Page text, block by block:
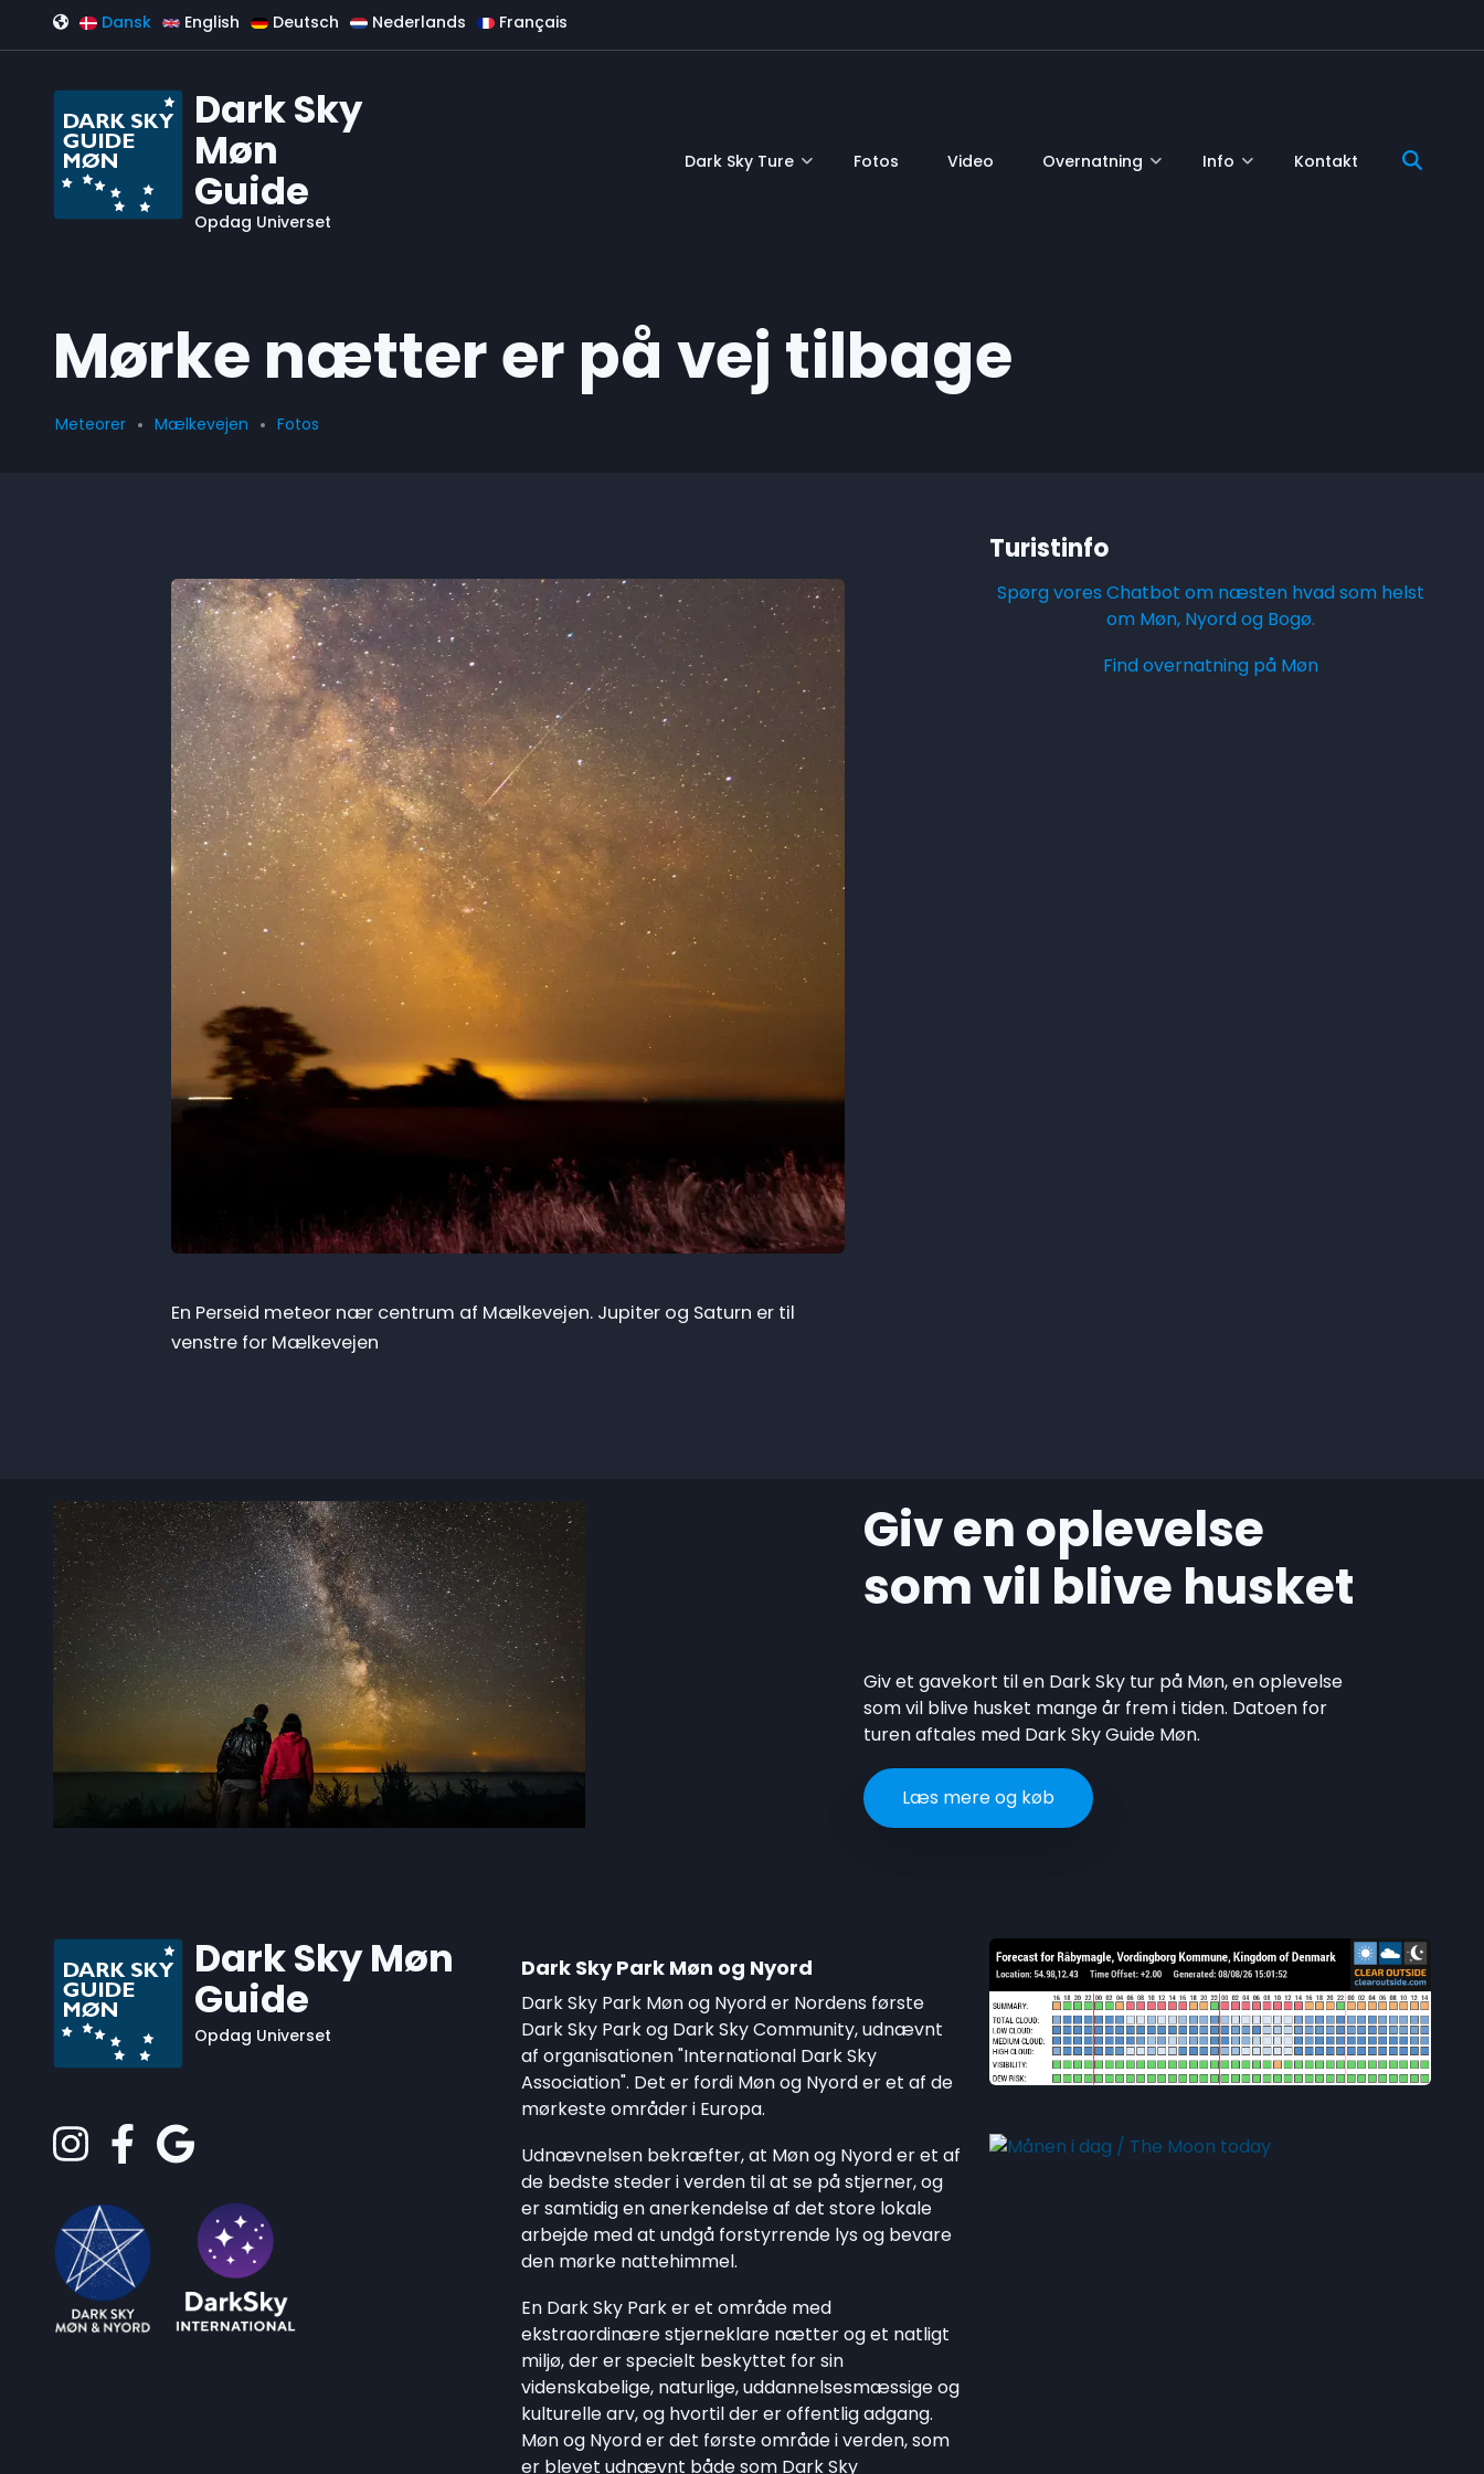
Gå til hovedindhold
Dansk English Deutsch Nederlands Français
Dark Sky
Møn
Guide
Opdag Universet
Dark Sky Ture Fotos Video Overnatning Info Kontakt
Mørke nætter er på vej tilbage
Meteorer Mælkevejen Fotos
En Perseid meteor nær centrum af Mælkevejen. Jupiter og Saturn er til
venstre for Mælkevejen
Turistinfo
Spørg vores Chatbot om næsten hvad som helst
om Møn, Nyord og Bogø.
Find overnatning på Møn
Giv en oplevelse
som vil blive husket
Giv et gavekort til en Dark Sky tur på Møn, en oplevelse
som vil blive husket mange år frem i tiden. Datoen for
turen aftales med Dark Sky Guide Møn.
Læs mere og køb
Dark Sky Møn
Guide
Opdag Universet
Dark Sky Park Møn og Nyord
Dark Sky Park Møn og Nyord er Nordens første
Dark Sky Park og Dark Sky Community, udnævnt
af organisationen "International Dark Sky
Association". Det er fordi Møn og Nyord er et af de
mørkeste områder i Europa.
Udnævnelsen bekræfter, at Møn og Nyord er et af
de bedste steder i verden til at se på stjerner, og
er samtidig en anerkendelse af det store lokale
arbejde med at undgå forstyrrende lys og bevare
den mørke nattehimmel.
En Dark Sky Park er et område med
ekstraordinære stjerneklare nætter og et natligt
miljø, der er specielt beskyttet for sin
videnskabelige, naturlige, uddannelsesmæssige og
kulturelle arv, og hvortil der er offentlig adgang.
Møn og Nyord er det første område i verden, som
er blevet udnævnt både som Dark Sky